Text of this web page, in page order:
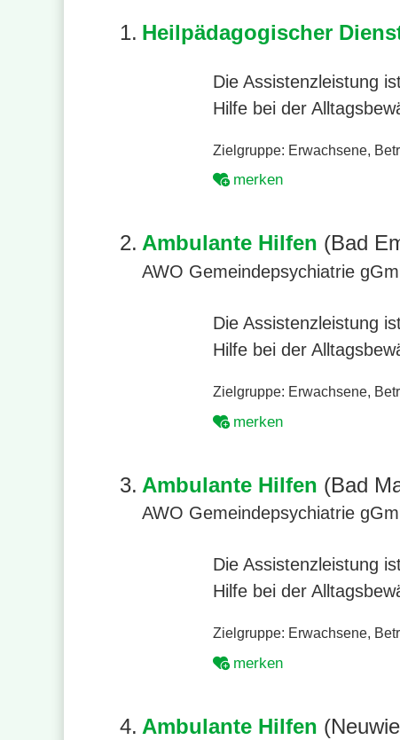
1. Heilpädagogischer
Die Assistenzleistung
Hilfe bei der
Zielgruppe: Erwachsene,
merken
2. Ambulante Hilfen (Bad
AWO Gemeindepsychiatrie
Die Assistenzleistung
Hilfe bei der
Zielgruppe: Erwachsene,
merken
3. Ambulante Hilfen (Bad
AWO Gemeindepsychiatrie
Die Assistenzleistung
Hilfe bei der
Zielgruppe: Erwachsene,
merken
4. Ambulante Hilfen